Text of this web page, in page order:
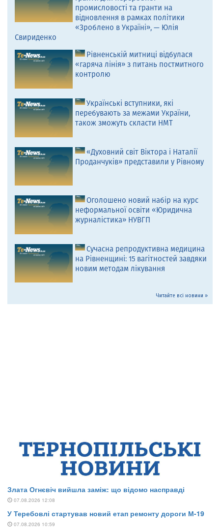
промисловості та гранти на
відновлення в рамках політики
«Зроблено в Україні», — Юлія
Свириденко
Рівненській митниці відбулася
«гаряча лінія» з питань постмитного
контролю
Українські вступники, які
перебувають за межами України,
також зможуть скласти НМТ
«Духовний світ Віктора і Наталії
Проданчуків» представили у Рівному
Оголошено новий набір на курс
неформальної освіти «Юридична
журналістика» НУВГП
Сучасна репродуктивна медицина
на Рівненщині: 15 вагітностей завдяки
новим методам лікування
Читайте всі новини »